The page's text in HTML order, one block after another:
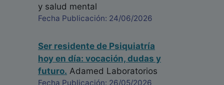
y salud mental
Fecha Publicación: 24/06/2026
Ser residente de Psiquiatría
hoy en día: vocación, dudas y
futuro. Adamed Laboratorios
Fecha Publicación: 26/05/2026